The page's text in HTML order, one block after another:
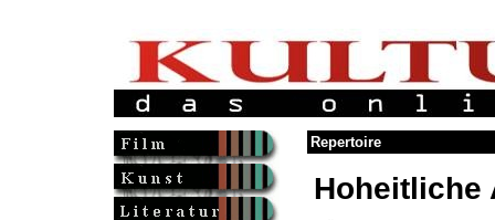
Repertoire
Hoheitliche